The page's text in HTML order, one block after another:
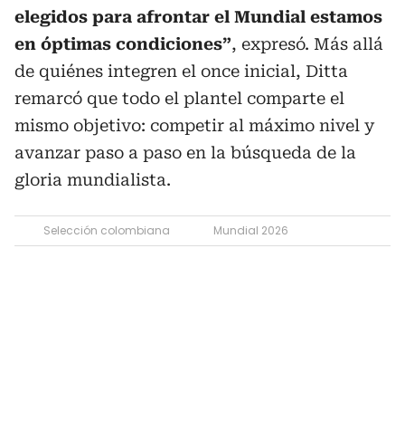
elegidos para afrontar el Mundial estamos
en óptimas condiciones”, expresó. Más allá
de quiénes integren el once inicial, Ditta
remarcó que todo el plantel comparte el
mismo objetivo: competir al máximo nivel y
avanzar paso a paso en la búsqueda de la
gloria mundialista.
Selección colombiana Mundial 2026